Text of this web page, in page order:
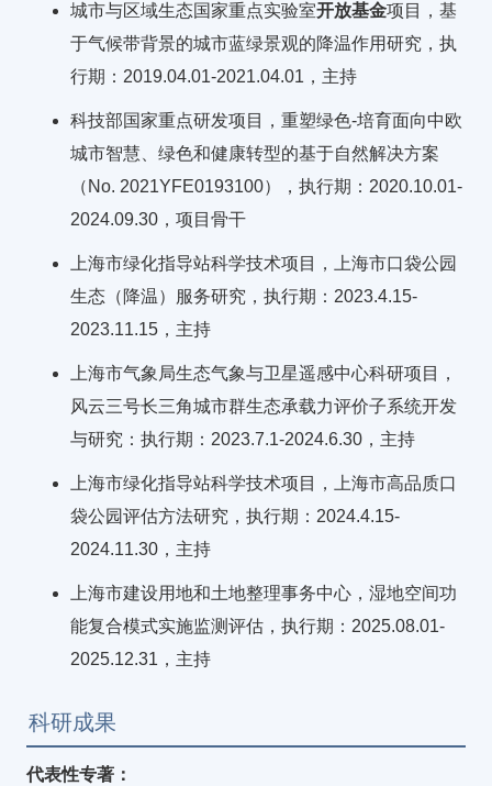
城市与区域生态国家重点实验室开放基金项目，基
于气候带背景的城市蓝绿景观的降温作用研究，执
行期：2019.04.01-2021.04.01，主持
科技部国家重点研发项目，重塑绿色-培育面向中欧
城市智慧、绿色和健康转型的基于自然解决方案
（No. 2021YFE0193100），执行期：2020.10.01-
2024.09.30，项目骨干
上海市绿化指导站科学技术项目，上海市口袋公园
生态（降温）服务研究，执行期：2023.4.15-
2023.11.15，主持
上海市气象局生态气象与卫星遥感中心科研项目，
风云三号长三角城市群生态承载力评价子系统开发
与研究：执行期：2023.7.1-2024.6.30，主持
上海市绿化指导站科学技术项目，上海市高品质口
袋公园评估方法研究，执行期：2024.4.15-
2024.11.30，主持
上海市建设用地和土地整理事务中心，湿地空间功
能复合模式实施监测评估，执行期：2025.08.01-
2025.12.31，主持
科研成果
代表性专著：